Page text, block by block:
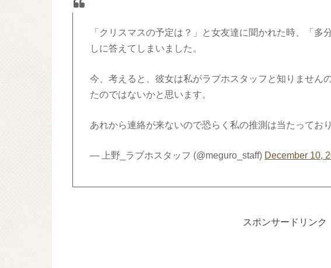
「クリスマスの予定は？」と女友達に聞かれた時、「多
しに答えてしまいました。
今、考えると、彼女は私がラブホスタッフと知りません
たのではないかと思います。
あれから連絡が来ないので恐らく私の推測は当たっており
— 上野_ラブホスタッフ (@meguro_staff) December 10,
スポンサードリンク